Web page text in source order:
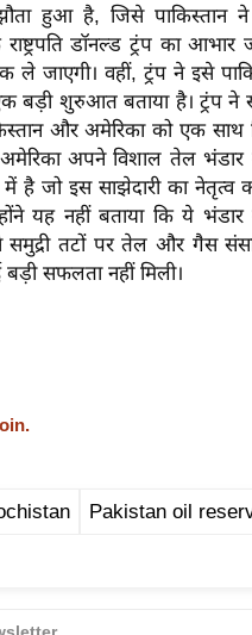
हुआ है, जिसे पाकिस्तान ने
डॉनल्ड ट्रंप का
ले जाएगी। वहीं, ट्रंप ने इसे
बड़ी शुरुआत बताया है। ट्रंप ने
और अमेरिका को एक
अपने विशाल तेल
है जो इस साझेदारी का नेतृत्व
यह नहीं बताया कि ये भंडार
तटों पर तेल और गैस
सफलता नहीं मिली।
Pakistan oil